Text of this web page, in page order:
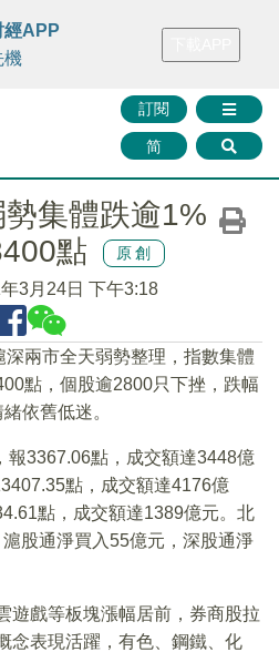
FINMETA 財華證券 媒體矩陣
訂閱
简
經APP
機
集體跌逾1%
點
原創
3月24日 下午3:18
深兩市全天弱勢整理，指數集體
點，個股逾2800只下挫，跌幅
依舊低迷。
報3367.06點，成交額達3448億
點，成交額達4176億
點，成交額達1389億元。北
股通淨買入55億元，深股通淨
遊戲等板塊漲幅居前，券商股拉
念表現活躍，有色、鋼鐵、化